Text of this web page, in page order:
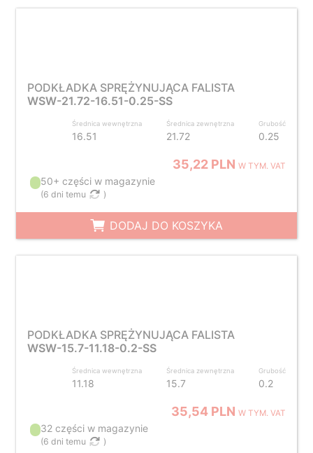
PODKŁADKA SPRĘŻYNUJĄCA FALISTA
WSW-21.72-16.51-0.25-SS
Średnica wewnętrzna
16.51
Średnica zewnętrzna
21.72
Grubość
0.25
35,22 PLNW TYM. VAT
50+ części w magazynie
(6 dni temu )
DODAJ DO KOSZYKA
PODKŁADKA SPRĘŻYNUJĄCA FALISTA
WSW-15.7-11.18-0.2-SS
Średnica wewnętrzna
11.18
Średnica zewnętrzna
15.7
Grubość
0.2
35,54 PLNW TYM. VAT
32 części w magazynie
(6 dni temu )